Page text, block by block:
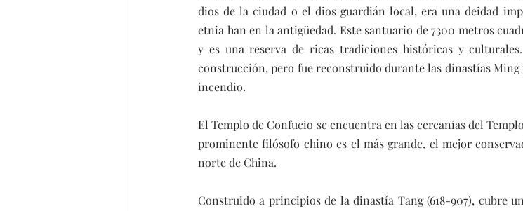
dios de la ciudad o el dios guardián local, era una deidad
etnia han en la antigüedad. Este santuario de 7300 metros
y es una reserva de ricas tradiciones históricas y
construcción, pero fue reconstruido durante las dinastías
incendio.
El Templo de Confucio se encuentra en las cercanías del
prominente filósofo chino es el más grande, el mejor
norte de China.
Construido a principios de la dinastía Tang (618-907), cubre